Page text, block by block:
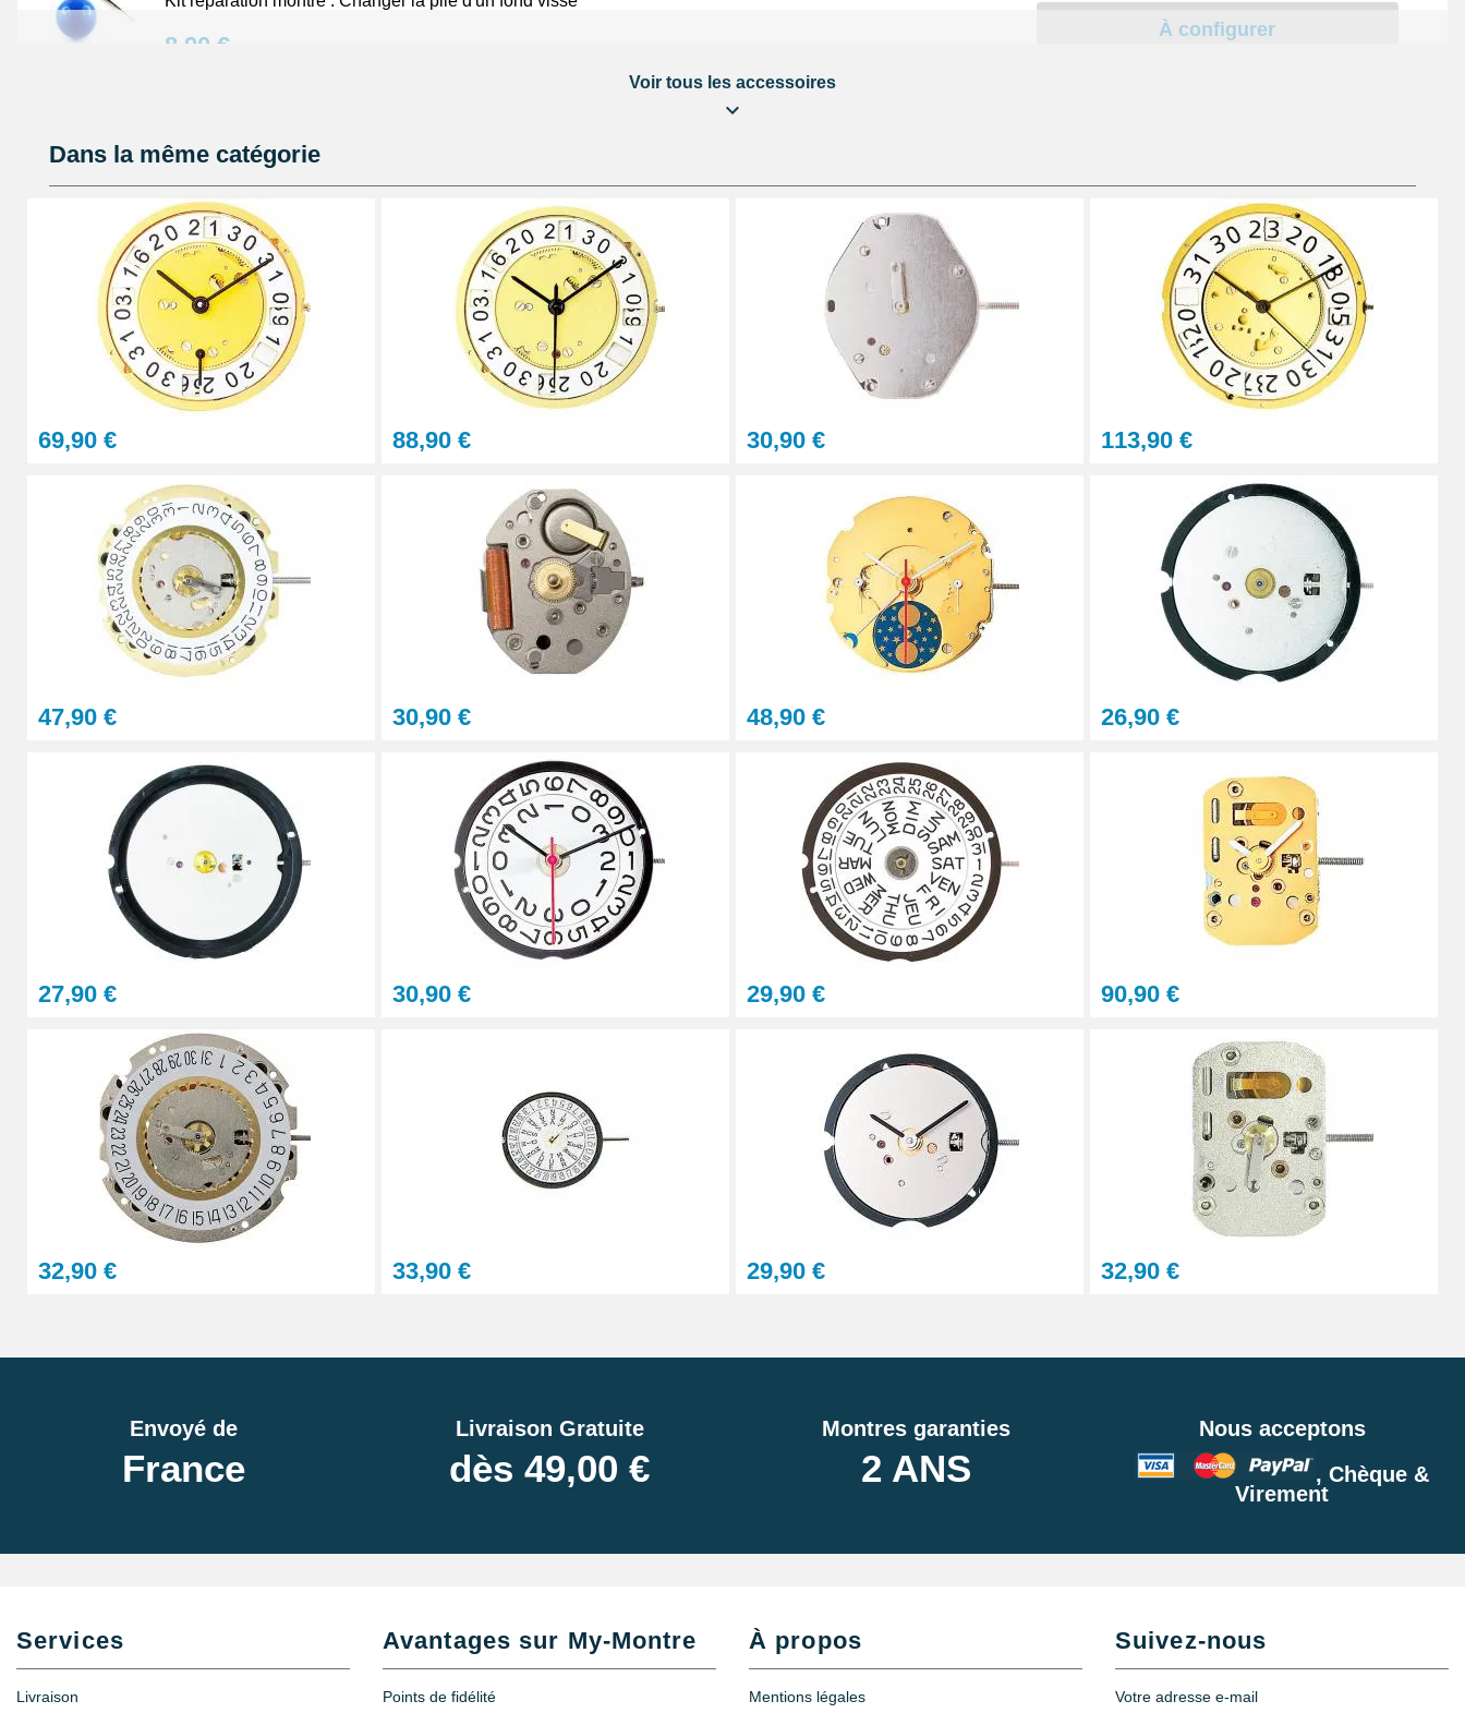
8,90 €
À configurer
32,90 €
Sacoche pour réparation de montre - 12 outils
32,90 €
Ajouter au panier
Kit Réparation Montre Multifonction
23,90 €
Ajouter au panier
Sacoche Outils Horlogerie complet de Réparation - 13 pièces
45,90 €
Ajouter au panier
Voir tous les accessoires
Dans la même catégorie
69,90 € 88,90 € 30,90 € 113,90 €
47,90 € 30,90 € 48,90 € 26,90 €
27,90 € 30,90 € 29,90 € 90,90 €
32,90 € 33,90 € 29,90 € 32,90 €
Envoyé de
France
Livraison Gratuite
dès 49,00 €
Montres garanties
2 ANS
Nous acceptons
, Chèque &
Virement
Services
Livraison
Avantages sur My-Montre
Points de fidélité
À propos
Mentions légales
Suivez-nous
Votre adresse e-mail